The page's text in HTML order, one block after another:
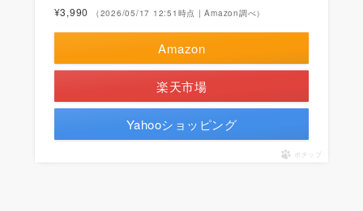
¥3,990 （2026/05/17 12:51時点 | Amazon調べ）
Amazon
楽天市場
Yahooショッピング
ポチップ